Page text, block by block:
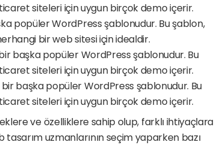
siteleri için uygun birçok demo içerir.
popüler WordPress şablonudur. Bu şablon,
bir web sitesi için idealdir.
başka popüler WordPress şablonudur. Bu
siteleri için uygun birçok demo içerir.
başka popüler WordPress şablonudur. Bu
siteleri için uygun birçok demo içerir.
ve özelliklere sahip olup, farklı ihtiyaçlara
uzmanlarının seçim yaparken bazı